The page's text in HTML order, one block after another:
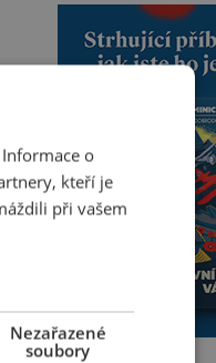
o
kteří je
při vašem
Nezařazené
soubory